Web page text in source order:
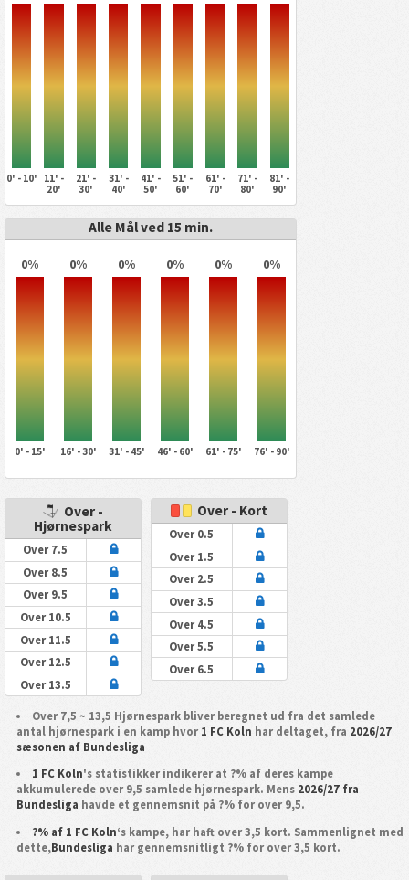
0' - 10'
11' -
20'
21' -
30'
31' -
40'
41' -
50'
51' -
60'
61' -
70'
71' -
80'
81' -
90'
Alle Mål ved 15 min.
0% 0% 0% 0% 0% 0%
0' - 15' 16' - 30' 31' - 45' 46' - 60' 61' - 75' 76' - 90'
Over -
Hjørnespark
Over 7.5
Over 8.5
Over 9.5
Over 10.5
Over 11.5
Over 12.5
Over 13.5
Over - Kort
Over 0.5
Over 1.5
Over 2.5
Over 3.5
Over 4.5
Over 5.5
Over 6.5
Over 7,5 ~ 13,5 Hjørnespark bliver beregnet ud fra det samlede
antal hjørnespark i en kamp hvor 1 FC Koln har deltaget, fra 2026/27
sæsonen af Bundesliga
1 FC Koln's statistikker indikerer at ?% af deres kampe
akkumulerede over 9,5 samlede hjørnespark. Mens 2026/27 fra
Bundesliga havde et gennemsnit på ?% for over 9,5.
?% af 1 FC Koln‘s kampe, har haft over 3,5 kort. Sammenlignet med
dette,Bundesliga har gennemsnitligt ?% for over 3,5 kort.